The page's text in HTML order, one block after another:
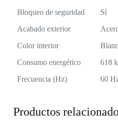
Bloqueo de seguridad
Sí
Acabado exterior
Color interior
Consumo energético
618
Frecuencia (Hz)
60
Productos